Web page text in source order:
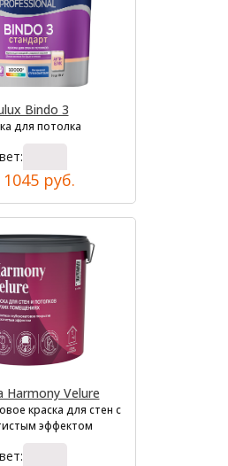
Bindo 3
для потолка
руб.
Harmony Velure
краска для стен с
эффектом